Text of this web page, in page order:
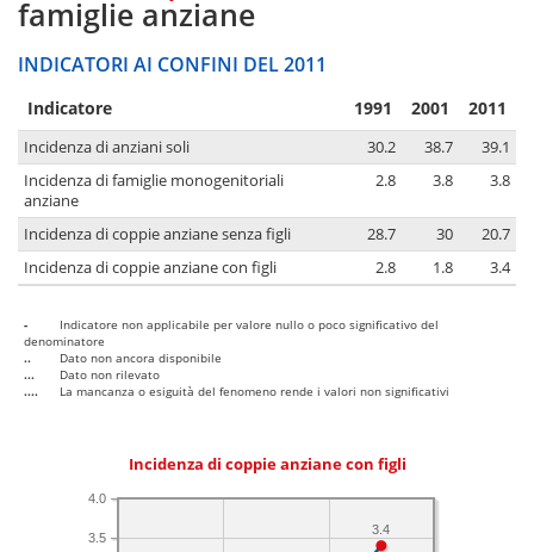
famiglie anziane
INDICATORI AI CONFINI DEL 2011
Indicatore 1991 2001 2011
Incidenza di anziani soli 30.2 38.7
39.1
Incidenza di famiglie monogenitoriali
anziane
2.8 3.8 3.8
Incidenza di coppie anziane senza figli 28.7 30
20.7
Incidenza di coppie anziane con figli
2.8 1.8 3.4
-
Indicatore non applicabile per valore nullo o poco significativo del
denominatore
..
Dato non ancora disponibile
...
Dato non rilevato
....
La mancanza o esiguità del fenomeno rende i valori non significativi
Incidenza di coppie anziane con figli
3.5
4.0
3.4